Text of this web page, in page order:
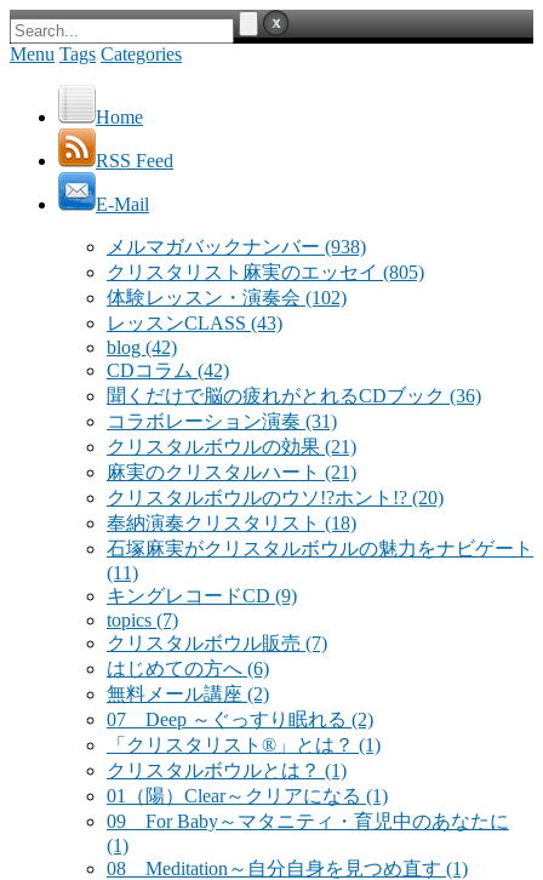
Menu Tags Categories
Home
RSS Feed
E-Mail
メルマガバックナンバー (938)
クリスタリスト麻実のエッセイ (805)
体験レッスン・演奏会 (102)
レッスンCLASS (43)
blog (42)
CDコラム (42)
聞くだけで脳の疲れがとれるCDブック (36)
コラボレーション演奏 (31)
クリスタルボウルの効果 (21)
麻実のクリスタルハート (21)
クリスタルボウルのウソ!?ホント!? (20)
奉納演奏クリスタリスト (18)
石塚麻実がクリスタルボウルの魅力をナビゲート
(11)
キングレコードCD (9)
topics (7)
クリスタルボウル販売 (7)
はじめての方へ (6)
無料メール講座 (2)
07 Deep ～ぐっすり眠れる (2)
「クリスタリスト®」とは？ (1)
クリスタルボウルとは？ (1)
01（陽）Clear～クリアになる (1)
09 For Baby～マタニティ・育児中のあなたに
(1)
08 Meditation～自分自身を見つめ直す (1)